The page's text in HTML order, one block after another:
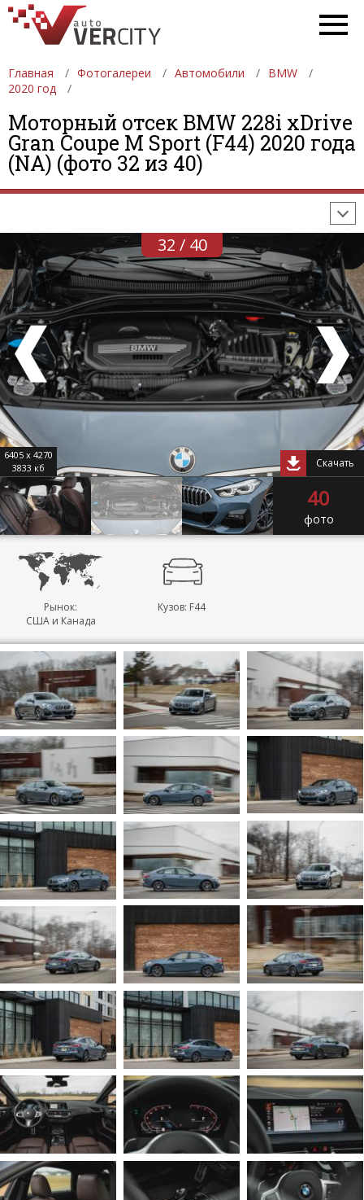
Главная Фотогалереи Автомобили
BMW
2020 год
Моторный отсек BMW 228i xDrive
Gran Coupe M Sport (F44) 2020 года
(NA) (фото 32 из 40)
ФОТОГАЛЕРЕИ АВТОМОБИЛИ
ДЕВУШКИ
АВТОСАЛОНЫ
ФОРМУЛА-1
32 / 40
6405 x 4270
3833 кб
Скачать
40
фото
Рынок:
США и Канада
Кузов: F44